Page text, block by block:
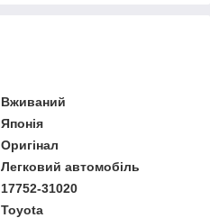
Вживаний
Японія
Оригінал
Легковий автомобіль
17752-31020
Toyota